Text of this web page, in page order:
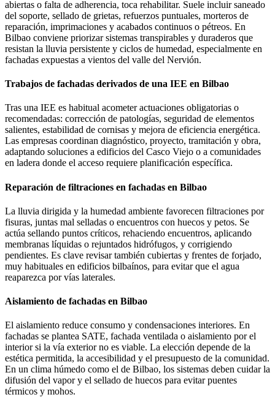
abiertas o falta de adherencia, toca rehabilitar. Suele incluir saneado
del soporte, sellado de grietas, refuerzos puntuales, morteros de
reparación, imprimaciones y acabados continuos o pétreos. En
Bilbao conviene priorizar sistemas transpirables y duraderos que
resistan la lluvia persistente y ciclos de humedad, especialmente en
fachadas expuestas a vientos del valle del Nervión.
Trabajos de fachadas derivados de una IEE en Bilbao
Tras una IEE es habitual acometer actuaciones obligatorias o
recomendadas: corrección de patologías, seguridad de elementos
salientes, estabilidad de cornisas y mejora de eficiencia energética.
Las empresas coordinan diagnóstico, proyecto, tramitación y obra,
adaptando soluciones a edificios del Casco Viejo o a comunidades
en ladera donde el acceso requiere planificación específica.
Reparación de filtraciones en fachadas en Bilbao
La lluvia dirigida y la humedad ambiente favorecen filtraciones por
fisuras, juntas mal selladas o encuentros con huecos y petos. Se
actúa sellando puntos críticos, rehaciendo encuentros, aplicando
membranas líquidas o rejuntados hidrófugos, y corrigiendo
pendientes. Es clave revisar también cubiertas y frentes de forjado,
muy habituales en edificios bilbaínos, para evitar que el agua
reaparezca por vías laterales.
Aislamiento de fachadas en Bilbao
El aislamiento reduce consumo y condensaciones interiores. En
fachadas se plantea SATE, fachada ventilada o aislamiento por el
interior si la vía exterior no es viable. La elección depende de la
estética permitida, la accesibilidad y el presupuesto de la comunidad.
En un clima húmedo como el de Bilbao, los sistemas deben cuidar la
difusión del vapor y el sellado de huecos para evitar puentes
térmicos y mohos.